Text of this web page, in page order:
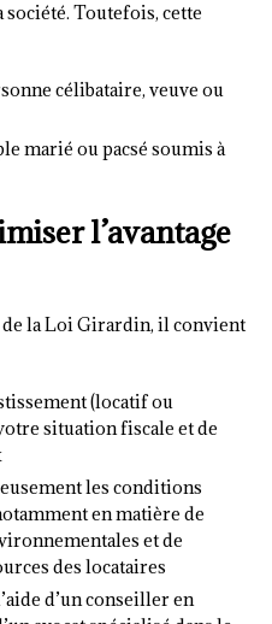
Toutefois, cette
célibataire, veuve ou
marié ou pacsé soumis à
l’avantage
la Loi Girardin, il convient
(locatif ou
situation fiscale et de
les conditions
en matière de
et de
des locataires
d’un conseiller en